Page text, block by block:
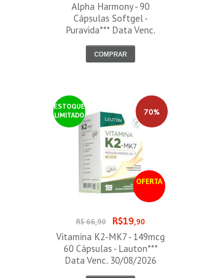
Alpha Harmony - 90
Cápsulas Softgel -
Puravida*** Data Venc.
COMPRAR
ESTOQUE
LIMITADO
OFERTA
70%
R$ 66,90 R$19,90
Vitamina K2-MK7 - 149mcg
60 Cápsulas - Lauton***
Data Venc. 30/08/2026